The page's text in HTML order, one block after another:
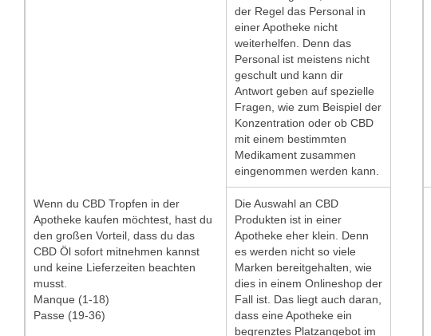
Wenn du CBD Tropfen in der
Apotheke kaufen möchtest, hast du
den großen Vorteil, dass du das
CBD Öl sofort mitnehmen kannst
und keine Lieferzeiten beachten
musst.
Manque (1-18)
Passe (19-36)
der Regel das Personal in
einer Apotheke nicht
weiterhelfen. Denn das
Personal ist meistens nicht
geschult und kann dir
Antwort geben auf spezielle
Fragen, wie zum Beispiel der
Konzentration oder ob CBD
mit einem bestimmten
Medikament zusammen
eingenommen werden kann.
Die Auswahl an CBD
Produkten ist in einer
Apotheke eher klein. Denn
es werden nicht so viele
Marken bereitgehalten, wie
dies in einem Onlineshop der
Fall ist. Das liegt auch daran,
dass eine Apotheke ein
begrenztes Platzangebot im